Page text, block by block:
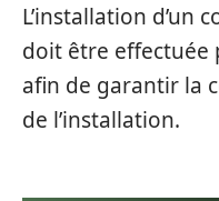
L’installation d’un
doit être effectuée
afin de garantir la
de l’installation.